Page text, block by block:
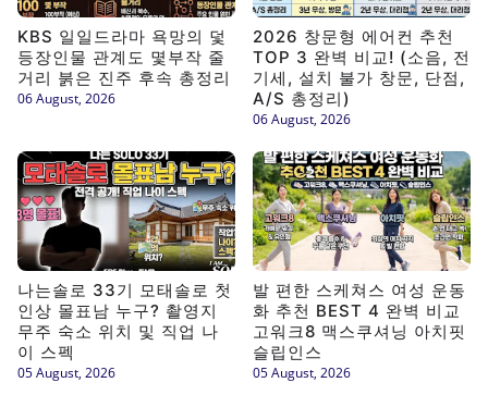
KBS 일일드라마 욕망의 덫
등장인물 관계도 몇부작 줄
거리 붉은 진주 후속 총정리
06 August, 2026
2026 창문형 에어컨 추천
TOP 3 완벽 비교! (소음, 전
기세, 설치 불가 창문, 단점,
A/S 총정리)
06 August, 2026
나는솔로 33기 모태솔로 첫
인상 몰표남 누구? 촬영지
무주 숙소 위치 및 직업 나
이 스펙
05 August, 2026
발 편한 스케쳐스 여성 운동
화 추천 BEST 4 완벽 비교
고워크8 맥스쿠셔닝 아치핏
슬립인스
05 August, 2026